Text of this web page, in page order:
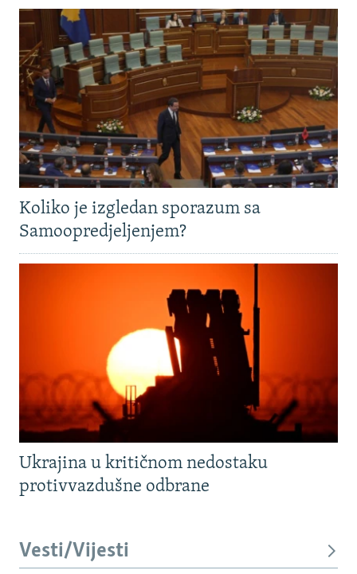
Koliko je izgledan sporazum sa
Samoopredjeljenjem?
Ukrajina u kritičnom nedostaku
protivvazdušne odbrane
Vesti/Vijesti